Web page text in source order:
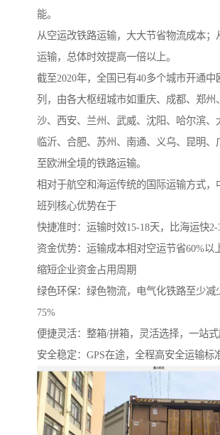
能。
从空运改铁路运输，大大节省物流成本；
运输，总体时效提高一倍以上。
截至2020年，全国已有40多个城市开通中
列，由各大枢纽城市如重庆、成都、郑州
沙、西安、兰州、武威、沈阳、哈尔滨、
临沂、合肥、苏州、南通、义乌、昆明、
至欧洲全境的铁路运输。
相对于航空和海运传统的国际运输方式，
班列核心优势在于
快捷准时：运输时效15-18天，比海运快2-
资金优势：运输成本相对空运节省60%以
缩短企业资金占用周期
绿色环保：绿色物流，电气化铁路至少减
75%
便捷灵活：整箱/拼箱，灵活选择，一站
安全稳定：GPS在途，全程高安全运输标